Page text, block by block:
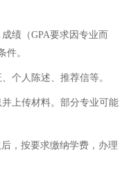
绩（GPA要求因专业而
件。
个人陈述、推荐信等。
上传材料。部分专业可能
，按要求缴纳学费，办理